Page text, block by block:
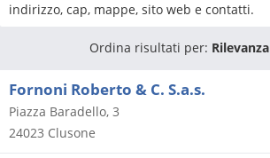
indirizzo, cap, mappe, sito web e contatti.
Ordina risultati per: Rilevanza
Fornoni Roberto & C. S.a.s.
Piazza Baradello, 3
24023 Clusone